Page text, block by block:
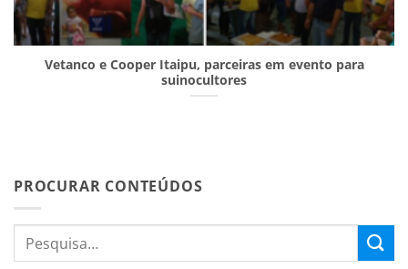
Vetanco e Cooper Itaipu, parceiras em evento para
suinocultores
PROCURAR CONTEÚDOS